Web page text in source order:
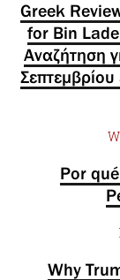
Greek
for Bin
Αναζήτηση
Por
Why